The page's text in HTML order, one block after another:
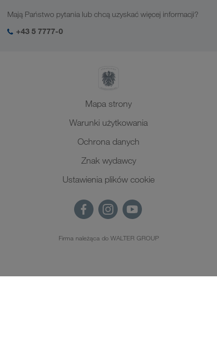
SHEQ-Management
Mają Państwo pytania lub chcą uzyskać więcej informacji?
+43 5 7777-0
Mapa strony
Warunki użytkowania
Ochrona danych
Znak wydawcy
Ustawienia plików cookie
Firma należąca do WALTER GROUP